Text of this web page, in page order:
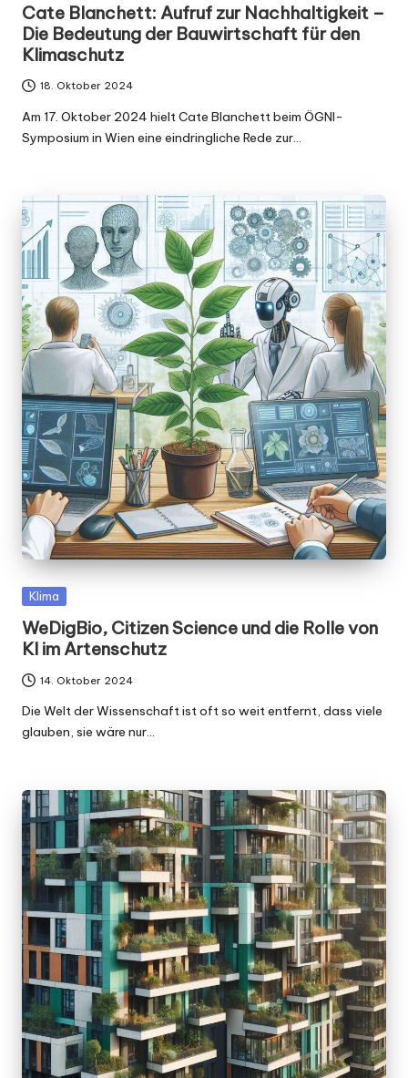
Cate Blanchett: Aufruf zur Nachhaltigkeit –
Die Bedeutung der Bauwirtschaft für den
Klimaschutz
18. Oktober 2024
Am 17. Oktober 2024 hielt Cate Blanchett beim ÖGNI-
Symposium in Wien eine eindringliche Rede zur…
Posted
Klima
WeDigBio, Citizen Science und die Rolle von
KI im Artenschutz
14. Oktober 2024
Die Welt der Wissenschaft ist oft so weit entfernt, dass viele
glauben, sie wäre nur…